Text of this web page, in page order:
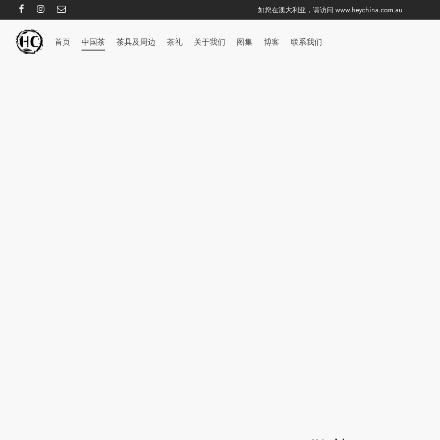
如您在澳大利亚，请访问 www.heychina.com.au
首页 中国茶 茶具及周边 茶礼 关于我们 图集 博客 联系我们